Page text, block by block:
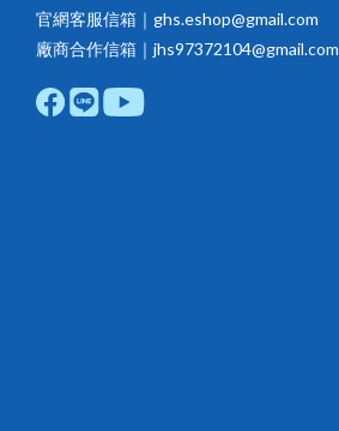
官網客服信箱｜ghs.eshop@gmail.com
廠商合作信箱｜jhs97372104@gmail.com